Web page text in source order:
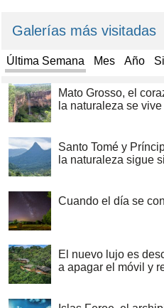
Galerías más visitadas
Última Semana Mes Año
Mato Grosso, el
la naturaleza se
Santo Tomé y
la naturaleza sigue
Cuando el día se
El nuevo lujo es
a apagar el móvil y